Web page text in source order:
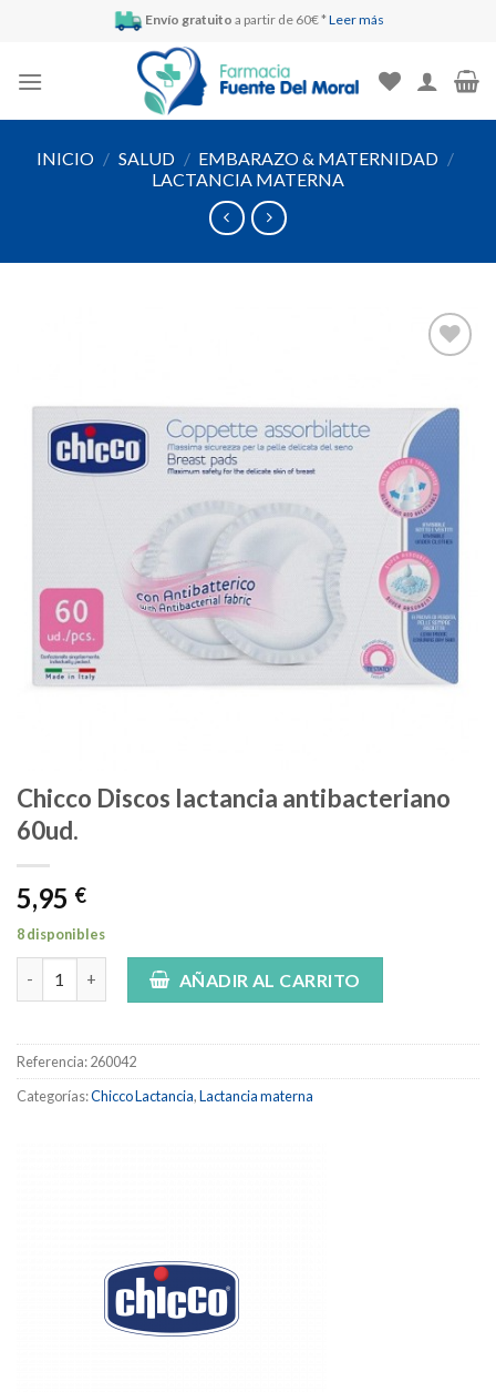
Envío gratuito a partir de 60€ * Leer más
INICIO / SALUD / EMBARAZO & MATERNIDAD /
LACTANCIA MATERNA
Añadir
lista de
deseos
Chicco Discos lactancia antibacteriano
60ud.
5,95 €
8 disponibles
Chicco Discos lactancia antibacteriano 60ud. cantidad
AÑADIR AL CARRITO
Referencia:260042
Categorías:Chicco Lactancia,Lactancia materna